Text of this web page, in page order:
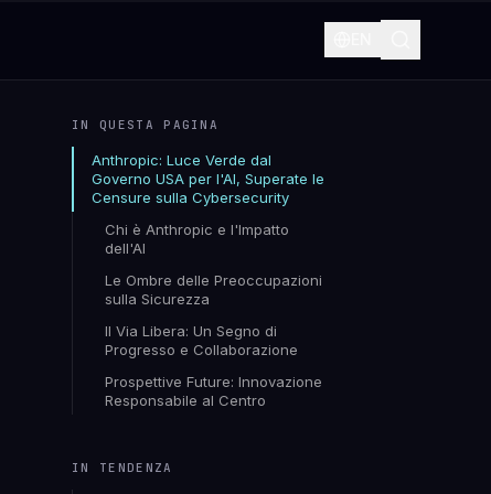
IN QUESTA PAGINA
Anthropic: Luce Verde dal
Governo USA per l'AI, Superate le
Censure sulla Cybersecurity
Chi è Anthropic e l'Impatto
dell'AI
Le Ombre delle Preoccupazioni
sulla Sicurezza
Il Via Libera: Un Segno di
Progresso e Collaborazione
Prospettive Future: Innovazione
Responsabile al Centro
IN TENDENZA